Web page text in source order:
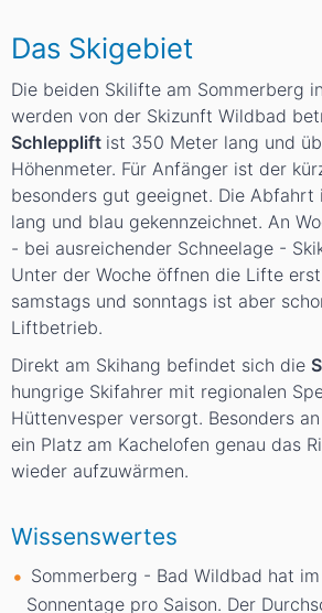
Das Skigebiet
Die beiden Skilifte am Sommerberg
werden von der Skizunft Wildbad
Schlepplift ist 350 Meter lang und
Höhenmeter. Für Anfänger ist der
besonders gut geeignet. Die
lang und blau gekennzeichnet. An
- bei ausreichender Schneelage -
Unter der Woche öffnen die Lifte
samstags und sonntags ist aber
Liftbetrieb.
Direkt am Skihang befindet sich die
hungrige Skifahrer mit regionalen
Hüttenvesper versorgt. Besonders
ein Platz am Kachelofen genau das
wieder aufzuwärmen.
Wissenswertes
Sommerberg - Bad Wildbad hat
Sonnentage pro Saison. Der